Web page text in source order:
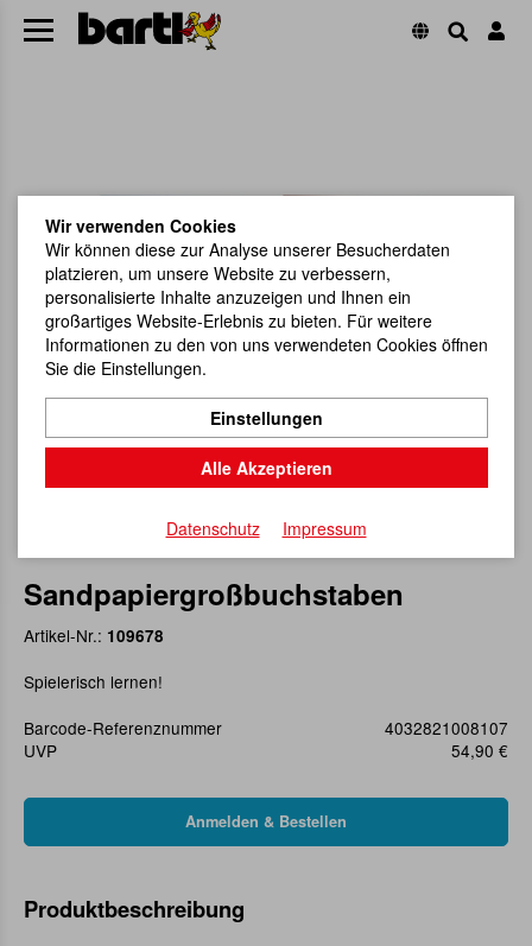
Sandpapiergroßbuchstaben
Artikel-Nr.: 109678
Spielerisch lernen!
Barcode-Referenznummer
4032821008107
UVP
54,90 €
Produktbeschreibung
Wir verwenden Cookies
Wir können diese zur Analyse unserer Besucherdaten
platzieren, um unsere Website zu verbessern,
personalisierte Inhalte anzuzeigen und Ihnen ein
großartiges Website-Erlebnis zu bieten. Für weitere
Informationen zu den von uns verwendeten Cookies öffnen
Sie die Einstellungen.
Einstellungen
Alle Akzeptieren
Datenschutz Impressum